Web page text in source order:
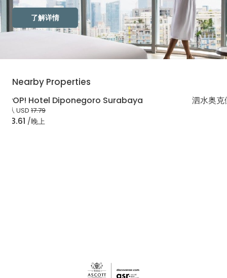
了解详情
Nearby Properties
POP! Hotel Diponegoro Surabaya
从USD 17.79
13.61 /晚上
泗水奥